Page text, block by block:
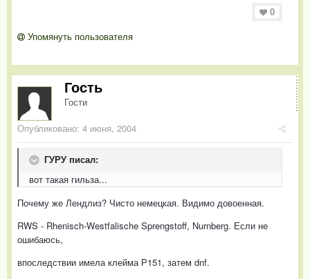
0
Упомянуть пользователя
Гость
Гости
Опубликовано: 4 июня, 2004
ГУРУ писал:
вот такая гильза...
Почему же Лендлиз? Чисто немецкая. Видимо довоенная.
RWS - Rhenisch-Westfalische Sprengstoff, Nurnberg. Если не
ошибаюсь,
впоследствии имела клейма Р151, затем dnf.